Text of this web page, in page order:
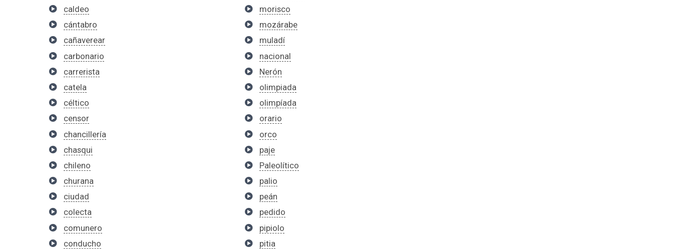
caldeo
cántabro
cañaverear
carbonario
carrerista
catela
céltico
censor
chancillería
chasqui
chileno
churana
ciudad
colecta
comunero
conducho
morisco
mozárabe
muladí
nacional
Nerón
olimpiada
olimpíada
orario
orco
paje
Paleolítico
palio
peán
pedido
pipiolo
pitia